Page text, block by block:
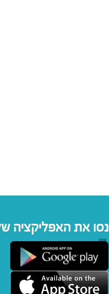
נסו את האפליקציה